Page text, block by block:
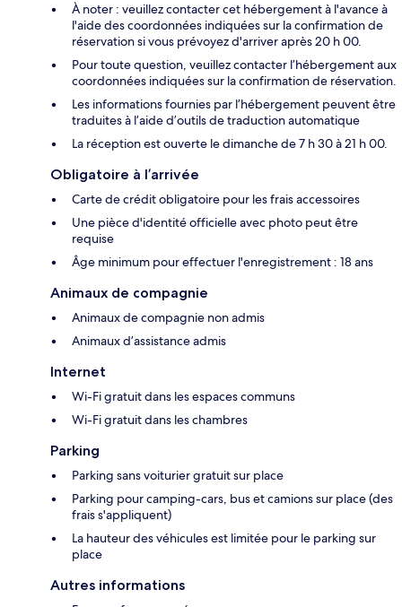
À noter : veuillez contacter cet hébergement à l'avance à
l'aide des coordonnées indiquées sur la confirmation de
réservation si vous prévoyez d'arriver après 20 h 00.
Pour toute question, veuillez contacter l’hébergement aux
coordonnées indiquées sur la confirmation de réservation.
Les informations fournies par l’hébergement peuvent être
traduites à l’aide d’outils de traduction automatique
La réception est ouverte le dimanche de 7 h 30 à 21 h 00.
Obligatoire à l’arrivée
Carte de crédit obligatoire pour les frais accessoires
Une pièce d'identité officielle avec photo peut être
requise
Âge minimum pour effectuer l'enregistrement : 18 ans
Animaux de compagnie
Animaux de compagnie non admis
Animaux d’assistance admis
Internet
Wi-Fi gratuit dans les espaces communs
Wi-Fi gratuit dans les chambres
Parking
Parking sans voiturier gratuit sur place
Parking pour camping-cars, bus et camions sur place (des
frais s'appliquent)
La hauteur des véhicules est limitée pour le parking sur
place
Autres informations